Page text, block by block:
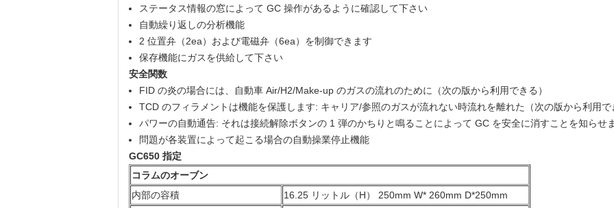
ステータス情報の窓によって GC 操作があるように確認して下さい
自動繰り返しの分析機能
2 位置弁（2ea）および電磁弁（6ea）を制御できます
保存機能にガスを供給して下さい
安全関数
FID の炎の場合には、自動車 Air/H2/Make-up のガスの流れのために（次の版から利用できる）
TCD のフィラメントは機能を保護します: キャリア/参照のガスが流れない時流れを離れた（次の版から利用で
パワーの自動通告: それは接続解除ボタンの 1 弾のかちりと鳴ることによって GC を安全に消すことを知らせ
問題が各装置によって起こる場合の自動操業停止機能
GC650 指定
コラムのオーブン
内部の容積
16.25 リットル（H） 250mm W* 260mm D*250mm